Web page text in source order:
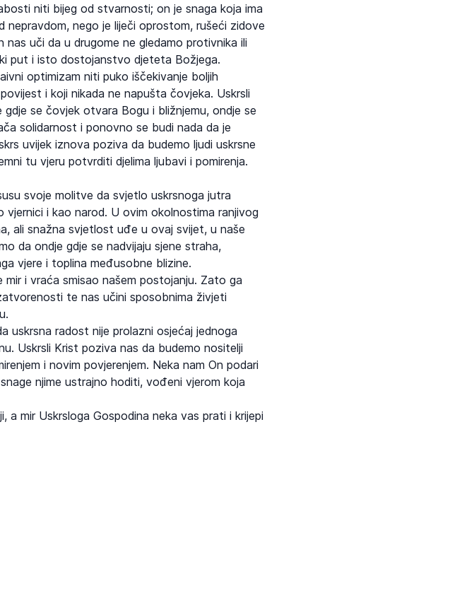
niti bijeg od stvarnosti; on je snaga koja ima
nego je liječi oprostom, rušeći zidove
uči da u drugome ne gledamo protivnika ili
put i isto dostojanstvo djeteta Božjega.
optimizam niti puko iščekivanje boljih
i koji nikada ne napušta čovjeka. Uskrsli
se čovjek otvara Bogu i bližnjemu, ondje se
solidarnost i ponovno se budi nada da je
uvijek iznova poziva da budemo ljudi uskrsne
tu vjeru potvrditi djelima ljubavi i pomirenja.
svoje molitve da svjetlo uskrsnoga jutra
i kao narod. U ovim okolnostima ranjivog
ali snažna svjetlost uđe u ovaj svijet, u naše
da ondje gdje se nadvijaju sjene straha,
vjere i toplina međusobne blizine.
mir i vraća smisao našem postojanju. Zato ga
te nas učini sposobnima živjeti
uskrsna radost nije prolazni osjećaj jednoga
Uskrsli Krist poziva nas da budemo nositelji
i novim povjerenjem. Neka nam On podari
njime ustrajno hoditi, vođeni vjerom koja
mir Uskrsloga Gospodina neka vas prati i krijepi